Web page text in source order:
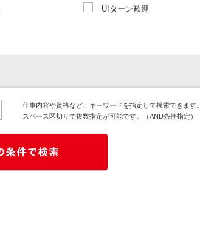
UIターン歓迎
仕事内容や資格など、キーワードを指定して検索できます。
スペース区切りで複数指定が可能です。（AND条件指定）